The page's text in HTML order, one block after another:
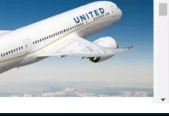
viên tốt nhất ở